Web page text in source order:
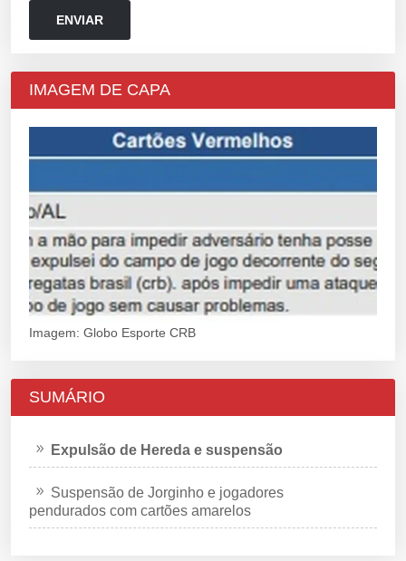
IMAGEM DE CAPA
Imagem: Globo Esporte CRB
SUMÁRIO
Expulsão de Hereda e suspensão
Suspensão de Jorginho e jogadores
pendurados com cartões amarelos